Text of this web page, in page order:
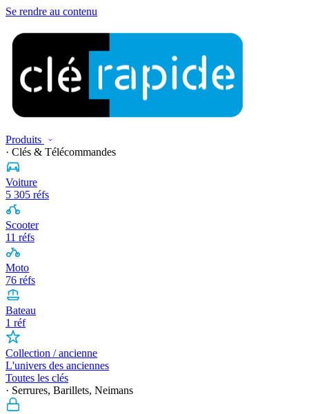
Se rendre au contenu
Produits
· Clés & Télécommandes
Voiture
5 305 réfs
Scooter
11 réfs
Moto
76 réfs
Bateau
1 réf
Collection / ancienne
L'univers des anciennes
Toutes les clés
· Serrures, Barillets, Neimans